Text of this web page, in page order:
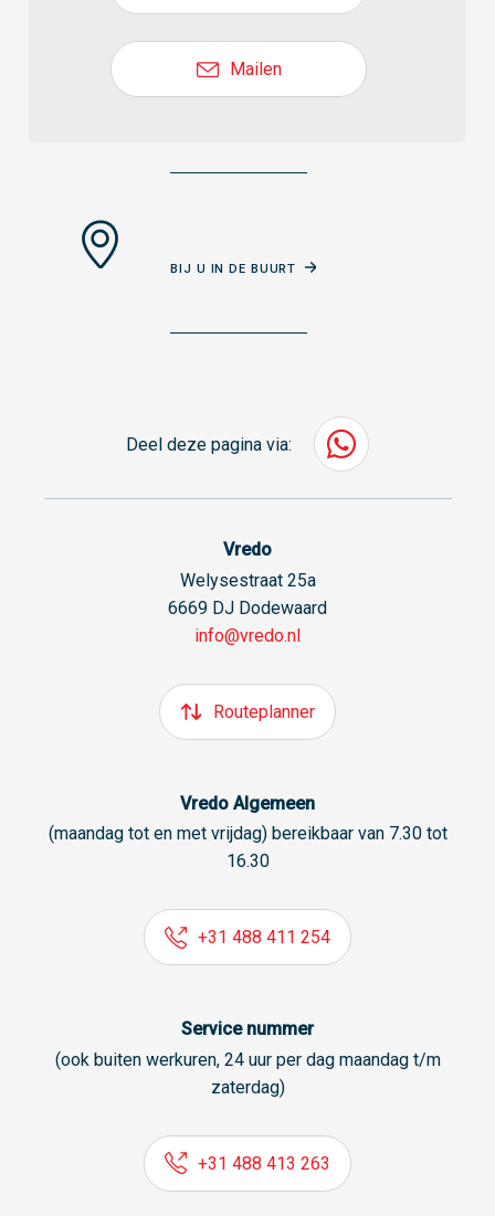
Mailen
BIJ U IN DE BUURT
Deel deze pagina via:
Vredo
Welysestraat 25a
6669 DJ Dodewaard
info@vredo.nl
Routeplanner
Vredo Algemeen
(maandag tot en met vrijdag) bereikbaar van 7.30 tot
16.30
+31 488 411 254
Service nummer
(ook buiten werkuren, 24 uur per dag maandag t/m
zaterdag)
+31 488 413 263